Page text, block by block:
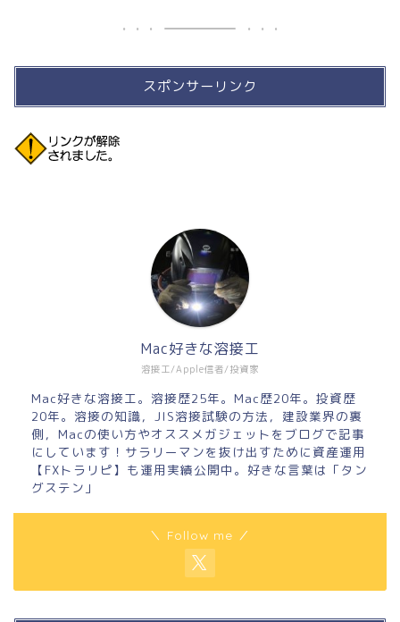
スポンサーリンク
溶接工/Apple信者/投資家
Mac好きな溶接工
Mac好きな溶接工。溶接歴25年。Mac歴20年。投資歴
20年。溶接の知識，JIS溶接試験の方法，建設業界の裏
側，Macの使い方やオススメガジェットをブログで記事
にしています！サラリーマンを抜け出すために資産運用
【FXトラリピ】も運用実績公開中。好きな言葉は「タン
グステン」
＼ Follow me ／